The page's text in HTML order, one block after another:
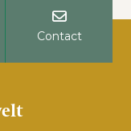
Contact